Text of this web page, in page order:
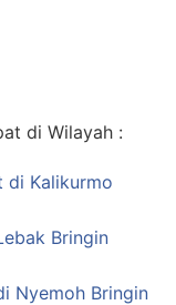
di Wilayah :
di Kalikurmo
Bringin
Nyemoh Bringin